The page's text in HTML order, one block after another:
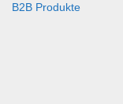
B2B Produkte